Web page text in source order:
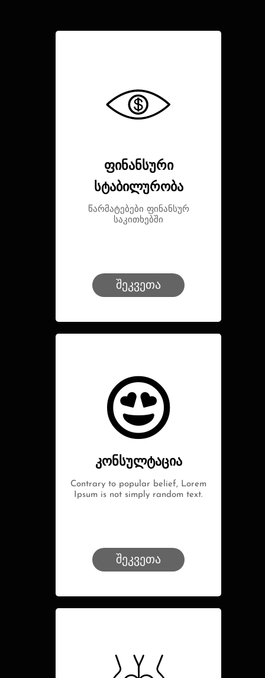
ფინანსური
სტაბილურობა
წარმატებები ფინანსურ
საკითხებში
შეკვეთა
კონსულტაცია
Contrary to popular belief, Lorem
Ipsum is not simply random text.
შეკვეთა